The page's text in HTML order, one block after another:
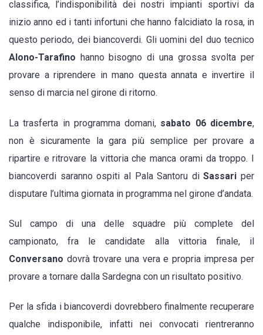
Curcic:
“Dobbiamo
restare
uniti
e
classifica, l’indisponibilità dei nostri impianti sportivi da
inizio anno ed i tanti infortuni che hanno falcidiato la rosa, in
questo periodo, dei biancoverdi. Gli uomini del duo tecnico
Alono-Tarafino hanno bisogno di una grossa svolta per
provare a riprendere in mano questa annata e invertire il
senso di marcia nel girone di ritorno.
La trasferta in programma domani, sabato 06 dicembre,
non è sicuramente la gara più semplice per provare a
ripartire e ritrovare la vittoria che manca orami da troppo. I
biancoverdi saranno ospiti al Pala Santoru diSassari per
disputare l’ultima giornata in programma nel girone d’andata.
Sul campo di una delle squadre più complete del
campionato, fra le candidate alla vittoria finale, il
Conversano dovrà trovare una vera e propria impresa per
provare a tornare dalla Sardegna con un risultato positivo.
Per la sfida i biancoverdi dovrebbero finalmente recuperare
qualche indisponibile, infatti nei convocati rientreranno